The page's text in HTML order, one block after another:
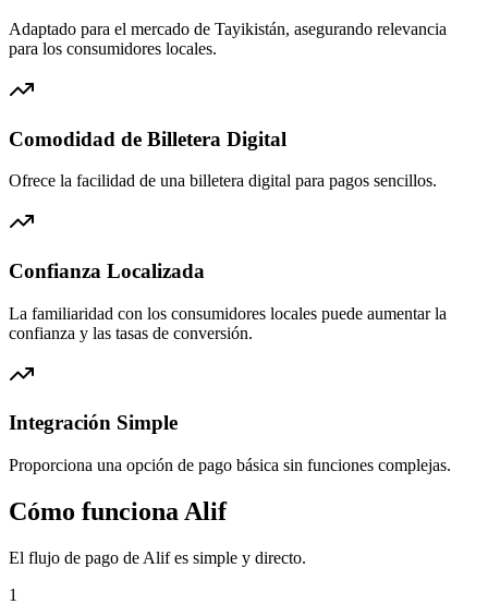
Adaptado para el mercado de Tayikistán, asegurando relevancia
para los consumidores locales.
Comodidad de Billetera Digital
Ofrece la facilidad de una billetera digital para pagos sencillos.
Confianza Localizada
La familiaridad con los consumidores locales puede aumentar la
confianza y las tasas de conversión.
Integración Simple
Proporciona una opción de pago básica sin funciones complejas.
Cómo funciona Alif
El flujo de pago de Alif es simple y directo.
1